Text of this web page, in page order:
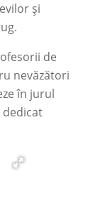
și
de
nevăzători
în jurul